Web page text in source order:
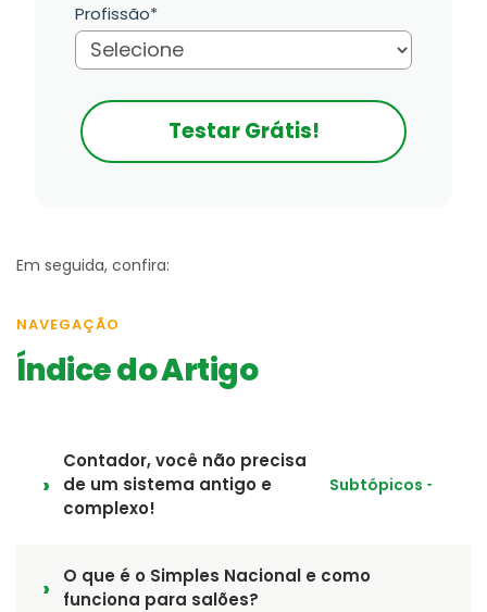
Profissão*
Testar Grátis!
Em seguida, confira:
NAVEGAÇÃO
Índice do Artigo
Contador, você não precisa
de um sistema antigo e
complexo!
Subtópicos
O que é o Simples Nacional e como
funciona para salões?